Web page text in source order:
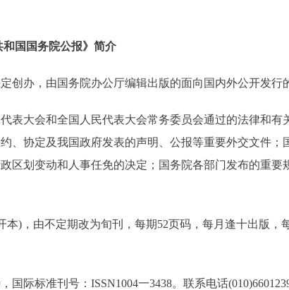
和国国务院公报》简介
办，由国务院办公厅编辑出版的面向国内外公开发行
大会和全国人民代表大会常务委员会通过的法律和有
、协定及我国政府发表的声明、公报等重要外交文件；
区划变动和人事任免的决定；国务院各部门发布的重要
，由不定期改为旬刊，每期52页码，每月逢十出版，
际标准刊号：ISSN1004一3438。联系电话